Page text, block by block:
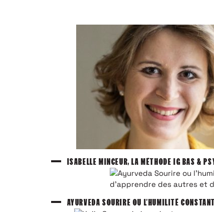
ISABELLE MINCEUR, LA MÉTHODE IG BAS &
AYURVEDA SOURIRE OU L’HUMILITÉ